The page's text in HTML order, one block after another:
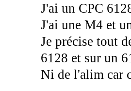
J'ai un CPC
J'ai une M4 et
Je précise tout
6128 et sur un
Ni de l'alim car